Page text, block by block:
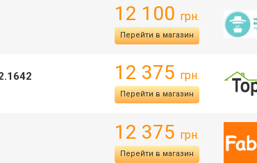
12 100 грн.
Перейти в магазин
12 375 грн.
Перейти в магазин
12 375 грн.
Перейти в магазин